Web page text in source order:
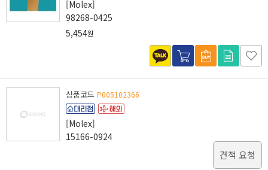
[Molex]
98268-0425
5,454원
상품코드 P005102366
[Molex]
15166-0924
견적 요청